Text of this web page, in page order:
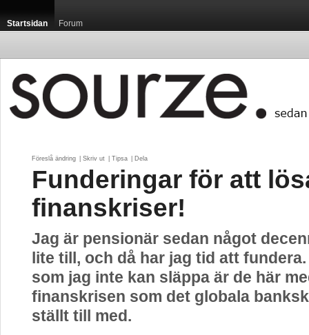
Startsidan Forum
Föreslå ändring Skriv ut Tipsa Dela
Funderingar för att
finanskriser!
Jag är pensionär sedan något
lite till, och då har jag tid att
som jag inte kan släppa är de här
finanskrisen som det globala
ställt till med.